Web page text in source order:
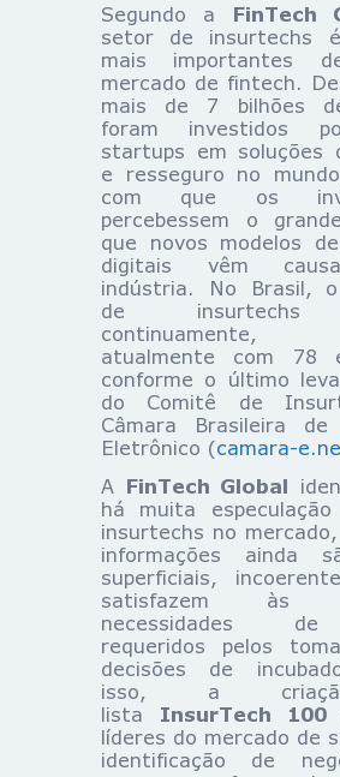
Segundo a FinTech
setor de insurtechs
mais importantes
mercado de fintech.
mais de 7 bilhões
foram investidos
startups em soluções
e resseguro no
com que os
percebessem o
que novos modelos
digitais vêm
indústria. No Brasil,
de insurtechs
continuamente,
atualmente com 78
conforme o último
do Comitê de
Câmara Brasileira de
Eletrônico (camara-
A FinTech Global
há muita
insurtechs no
informações ainda
superficiais,
satisfazem às
necessidades
requeridos pelos
decisões de
isso, a
lista InsurTech 100
líderes do mercado de
identificação de